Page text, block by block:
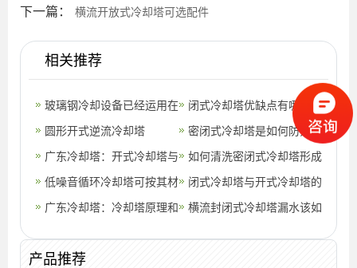
下一篇： 横流开放式冷却塔可选配件
相关推荐
玻璃钢冷却设备已经运用在
工业领域当中(玻璃钢设备
的设计寿
闭式冷却塔优缺点有哪些
(封闭式冷却塔有哪些缺点)
圆形开式逆流冷却塔
密闭式冷却塔是如何防范细
菌的侵害的
广东冷却塔：开式冷却塔与
闭试冷却塔的差别(开式冷
却塔和闭式
如何清洗密闭式冷却塔形成
的水垢
低噪音循环冷却塔可按其材
料及功能分类
闭式冷却塔与开式冷却塔的
区别有哪些(闭式冷却塔下
广东冷却塔：冷却塔原理和
却塔哪个好
横流封闭式冷却塔漏水该如
产品推荐